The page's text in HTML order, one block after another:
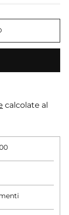
calcolate al